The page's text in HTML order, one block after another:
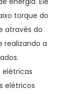
torque do
através do
realizando a
elétricas
elétricos